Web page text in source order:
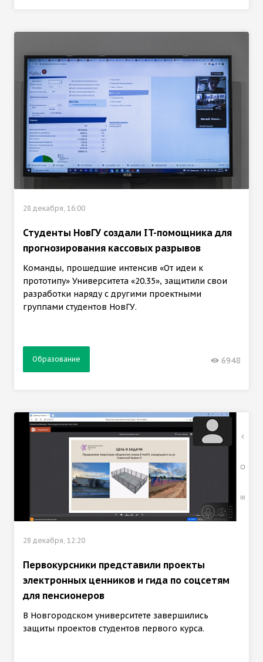
28 декабря, 16:00
Студенты НовГУ создали IT-помощника для
прогнозирования кассовых разрывов
Команды, прошедшие интенсив «От идеи к
прототипу» Университета «20.35», защитили свои
разработки наряду с другими проектными
группами студентов НовГУ.
Образование 6948
28 декабря, 12:20
Первокурсники представили проекты
электронных ценников и гида по соцсетям
для пенсионеров
В Новгородском университете завершились
защиты проектов студентов первого курса.